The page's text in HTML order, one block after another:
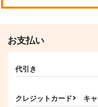
お支払い
代引き
クレジットカード キ